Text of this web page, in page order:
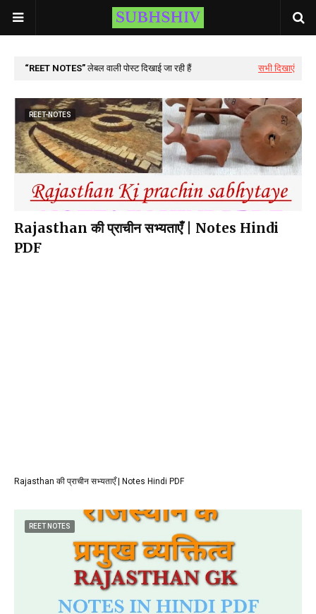
REET NOTES लेबल वाली पोस्ट दिखाई जा रही हैं सभी दिखाएं
REET-NOTES
Rajasthan की प्राचीन सभ्यताएँ | Notes Hindi
PDF
Rajasthan की प्राचीन सभ्यताएँ | Notes Hindi PDF
REET NOTES